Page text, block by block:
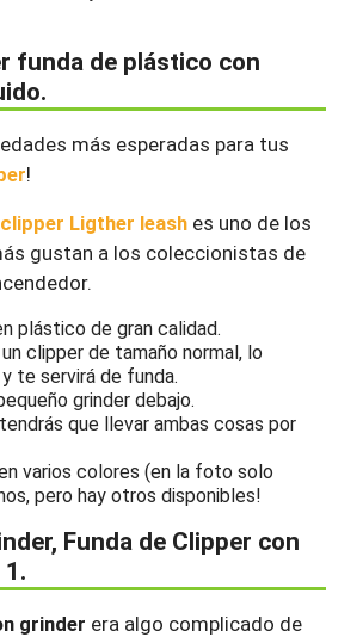
funda de plástico con
más esperadas para tus
!
Ligther leash es uno de los
gustan a los coleccionistas de
plástico de gran calidad.
clipper de tamaño normal, lo
te servirá de funda.
grinder debajo.
que llevar ambas cosas por
varios colores (en la foto solo
pero hay otros disponibles!
Funda de Clipper con
grinder era algo complicado de